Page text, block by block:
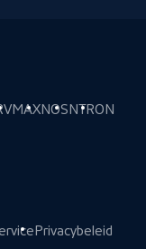
MAXNOS NTRON
Privacybeleid